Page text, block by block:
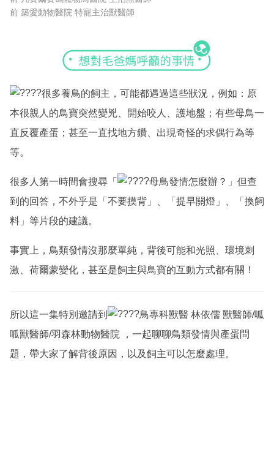
前 築愛動物醫院 特寵主治獸醫師
很多養鳥的飼主，可能都遇過這些狀況，例如：原
本很親人的鳥寶突然變兇、開始咬人、護地盤；有些母鳥一
直反覆產蛋；甚至一直找地方鑽、出現奇怪的求偶行為等
等。
很多人第一時間會搜尋「
母鳥發情怎麼辦？」但查
到的回答，不外乎是「不要摸背」、「提早關燈」、「換飼
料」等片段的建議。
事實上，鳥類發情沒那麼單純，背後可能和光照、環境刺
激、荷爾蒙變化，甚至是飼主與鳥寶的互動方式都有關！
所以這一集特別邀請到 鳥專科獸醫 林依儒 獸醫師/呱
呱獸醫師/羽森林動物醫院 ，一起聊聊鳥類發情與產蛋問
題，帶大家了解背後原因，以及飼主可以怎麼處理。